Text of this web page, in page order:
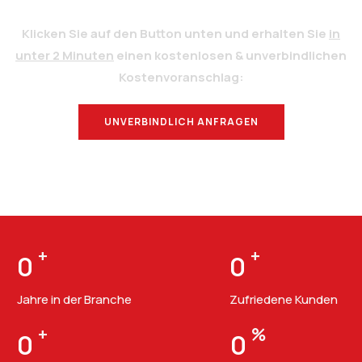
Klicken Sie auf den Button unten und erhalten Sie in
unter 2 Minuten einen kostenlosen & unverbindlichen
Kostenvoranschlag:
UNVERBINDLICH ANFRAGEN
0 +
Jahre in der Branche
0 +
Zufriedene Kunden
0 + 0 %